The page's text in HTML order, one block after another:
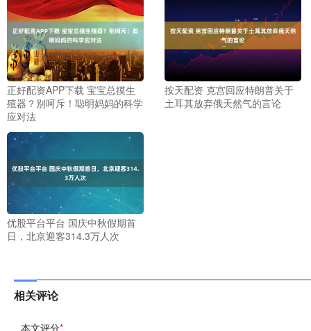
正好配资APP下载 宝宝总摸生
殖器？别呵斥！聪明妈妈的科学
应对法
按天配资 克宫回应特朗普关于
土耳其放弃俄天然气的言论
优股平台平台 国庆中秋假期首
日，北京迎客314.3万人次
相关评论
本文评分*